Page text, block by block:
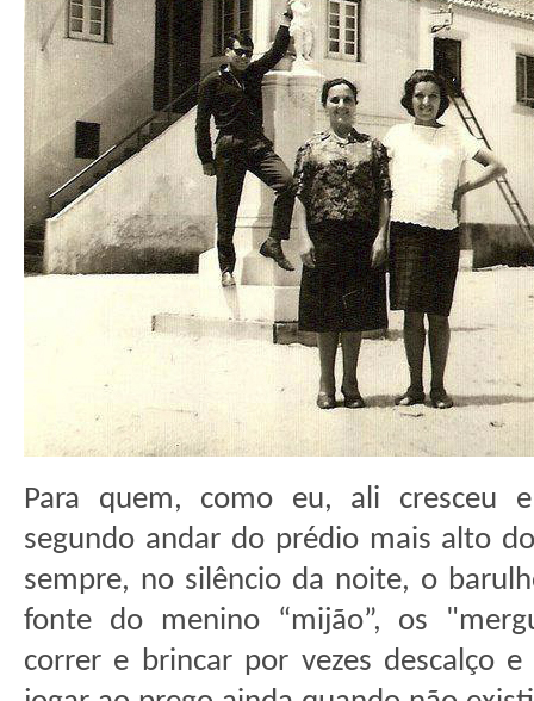
Para quem, como eu, ali cresceu
segundo andar do prédio mais alto
sempre, no silêncio da noite, o
fonte do menino “mijão”, os
correr e brincar por vezes descalço